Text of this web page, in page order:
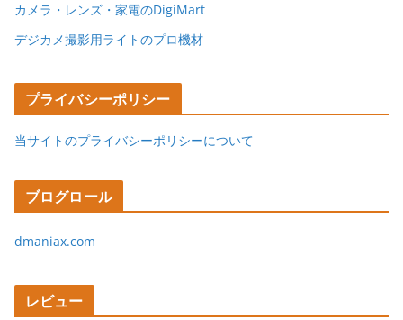
カメラ・レンズ・家電のDigiMart
デジカメ撮影用ライトのプロ機材
プライバシーポリシー
当サイトのプライバシーポリシーについて
ブログロール
dmaniax.com
レビュー